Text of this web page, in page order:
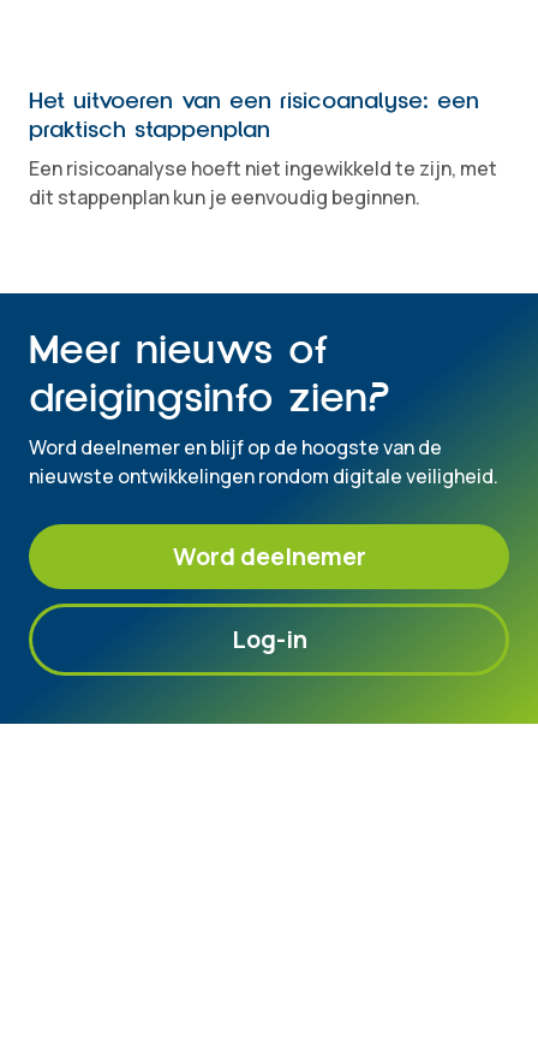
Het uitvoeren van een risicoanalyse: een
praktisch stappenplan
Een risicoanalyse hoeft niet ingewikkeld te zijn, met
dit stappenplan kun je eenvoudig beginnen.
Meer nieuws of
dreigingsinfo zien?
Word deelnemer en blijf op de hoogste van de
nieuwste ontwikkelingen rondom digitale veiligheid.
Word deelnemer
Log-in